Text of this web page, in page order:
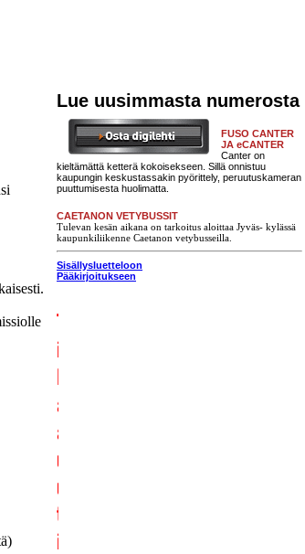
Lue uusimmasta numerosta
FUSO CANTER
JA eCANTER
Canter on
kieltämättä ketterä kokoisekseen. Sillä onnistuu
kaupungin keskustassakin pyörittely, peruutuskameran
puuttumisesta huolimatta.
CAETANON VETYBUSSIT
Tulevan kesän aikana on tarkoitus aloittaa Jyväs- kylässä
kaupunkiliikenne Caetanon vetybusseilla.
Sisällysluetteloon
Pääkirjoitukseen